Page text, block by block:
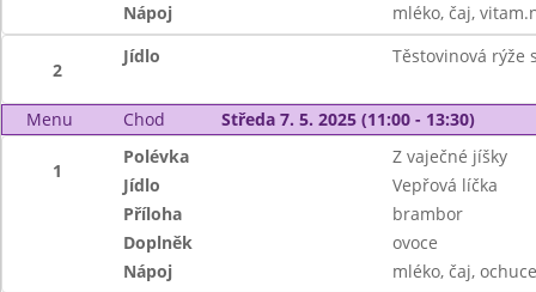
Nápoj
mléko, čaj,
2
Jídlo Těstovinová rýže
Menu Chod Středa 7. 5. 2025 (11:00 - 13:30)
1
Polévka
Z vaječné jíšky
Jídlo
Vepřová líčka
Příloha
brambor
Doplněk
ovoce
Nápoj
mléko, čaj,